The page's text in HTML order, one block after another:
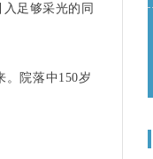
足够采光的同
。院落中150岁